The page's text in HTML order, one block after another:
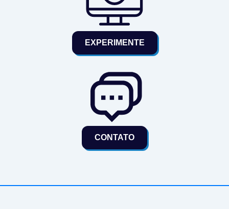
EXPERIMENTE
CONTATO